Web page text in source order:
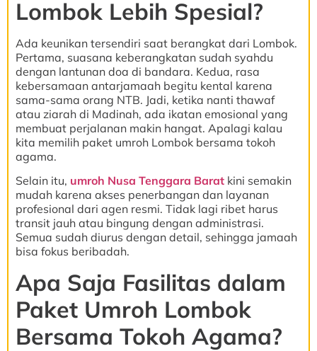
Lombok Lebih Spesial?
Ada keunikan tersendiri saat berangkat dari Lombok.
Pertama, suasana keberangkatan sudah syahdu
dengan lantunan doa di bandara. Kedua, rasa
kebersamaan antarjamaah begitu kental karena
sama-sama orang NTB. Jadi, ketika nanti thawaf
atau ziarah di Madinah, ada ikatan emosional yang
membuat perjalanan makin hangat. Apalagi kalau
kita memilih paket umroh Lombok bersama tokoh
agama.
Selain itu, umroh Nusa Tenggara Barat kini semakin
mudah karena akses penerbangan dan layanan
profesional dari agen resmi. Tidak lagi ribet harus
transit jauh atau bingung dengan administrasi.
Semua sudah diurus dengan detail, sehingga jamaah
bisa fokus beribadah.
Apa Saja Fasilitas dalam
Paket Umroh Lombok
Bersama Tokoh Agama?